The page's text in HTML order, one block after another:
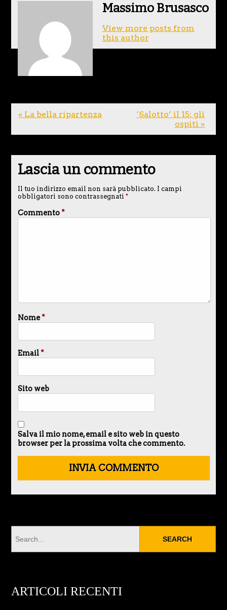
Massimo Brusasco
View more posts from
this author
« La bella ripartenza
‘Salotto’ il 15: gli
ospiti »
Lascia un commento
Il tuo indirizzo email non sarà pubblicato. I campi
obbligatori sono contrassegnati *
Commento*
Nome*
Email*
Sito web
Salva il mio nome, email e sito web in questo
browser per la prossima volta che commento.
ARTICOLI RECENTI